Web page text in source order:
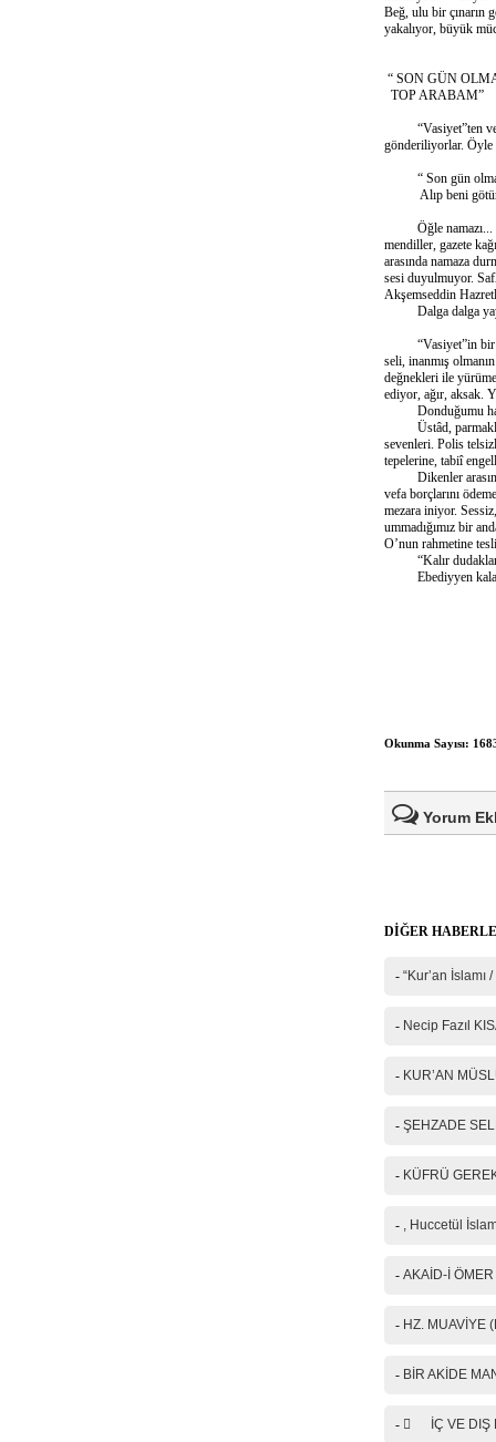
Beğ, ulu bir çınarın
yakalıyor, büyük
“ SON GÜN
TOP ARABAM”
“Vasiyet”ten ve
gönderiliyorlar.
“ Son gün
Alıp beni
Öğle namazı...
mendiller, gazete
arasında namaza
sesi duyulmuyor.
Akşemseddin
Dalga dalga
“Vasiyet”in bir
seli, inanmış
değnekleri ile
ediyor, ağır, aksak.
Donduğumu
Üstâd, parmaklar
sevenleri. Polis
tepelerine, tabiî
Dikenler arasında,
vefa borçlarını
mezara iniyor.
ummadığımız bir
O’nun rahmetine
“Kalır
Ebediyyen
Okunma Sayısı:
Yorum
Mesajınız(*)
IP Adresiniz
DİĞER
- “Kur’an İslamı
- Necip Fazıl
- KUR’AN
- ŞEHZADE
- KÜFRÜ
- , Huccetül
- AKAİD-İ
- HZ. MUAVİYE
- BİR AKİDE
-  İÇ VE DIŞ